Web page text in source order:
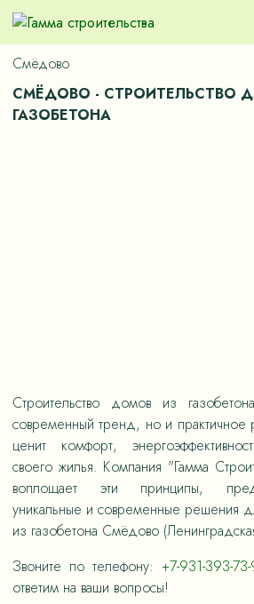
Смёдово
СМЁДОВО - СТРОИТЕЛЬСТВО
ГАЗОБЕТОНА
Строительство домов из
современный тренд, но и
ценит комфорт,
своего жилья. Компания "Гамма
воплощает эти принципы,
уникальные и современные решения
из газобетона Смёдово
Звоните по телефону:+7-931-393-
ответим на ваши вопросы!